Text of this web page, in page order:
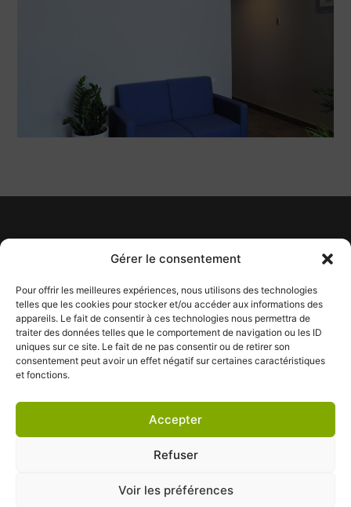
Gérer le consentement
Pour offrir les meilleures expériences, nous utilisons des technologies
telles que les cookies pour stocker et/ou accéder aux informations des
appareils. Le fait de consentir à ces technologies nous permettra de
traiter des données telles que le comportement de navigation ou les ID
uniques sur ce site. Le fait de ne pas consentir ou de retirer son
consentement peut avoir un effet négatif sur certaines caractéristiques
et fonctions.
Accepter
Refuser
Voir les préférences
Lundi au Vendredi : 8 h 30 à 17
Samedi : 9 h à 12 h
info@tapismontmagny.ca
Tél :418 248-7840
Conditions générales|Déclaration de confidentialité